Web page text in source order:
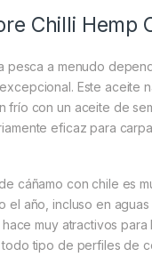
Chilli Hemp
pesca a menudo
Este aceite
frío con un aceite de
eficaz para
cáñamo con chile es
el año, incluso en
hace muy atractivos
tipo de perfiles de